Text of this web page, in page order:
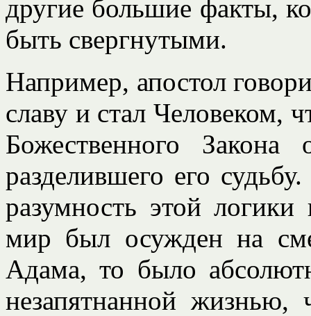
другие большие факты,
быть свергнутыми.
Например, апостол
славу и стал Человеком,
Божественного
разделившего его
разумность этой логики
мир был осужден на
Адама, то было
незапятнанной жизнью,